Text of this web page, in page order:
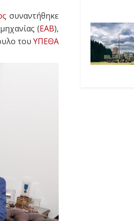
συναντήθηκε
(ΕΑΒ),
του ΥΠΕΘΑ